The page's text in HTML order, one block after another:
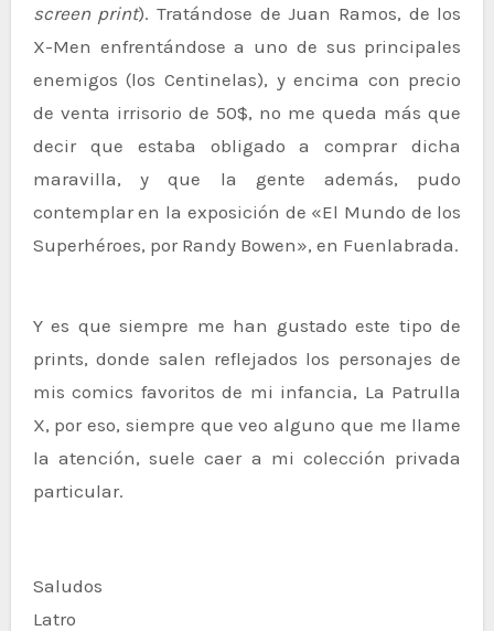
screen print). Tratándose de Juan Ramos, de los
X-Men enfrentándose a uno de sus principales
enemigos (los Centinelas), y encima con precio
de venta irrisorio de 50$, no me queda más que
decir que estaba obligado a comprar dicha
maravilla, y que la gente además, pudo
contemplar en la exposición de «El Mundo de los
Superhéroes, por Randy Bowen», en Fuenlabrada.
Y es que siempre me han gustado este tipo de
prints, donde salen reflejados los personajes de
mis comics favoritos de mi infancia, La Patrulla
X, por eso, siempre que veo alguno que me llame
la atención, suele caer a mi colección privada
particular.
Saludos
Latro